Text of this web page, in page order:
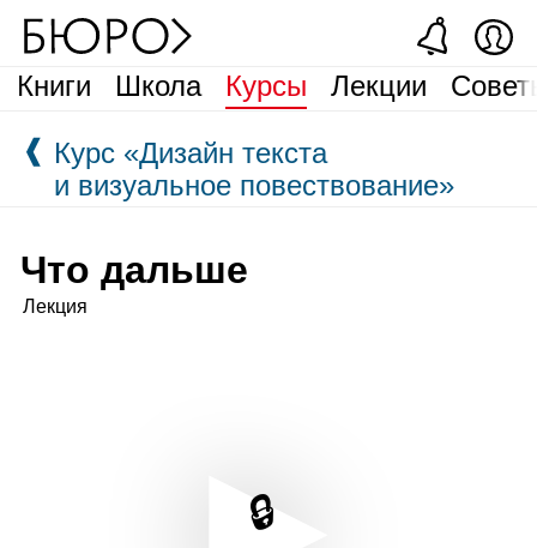
Книги Школа Курсы Лекции
❰ Курс «Дизайн текста
и визуальное повествование»
Что дальше
Лекция